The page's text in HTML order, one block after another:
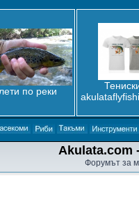
по реки
Akulata.com
Форумът за